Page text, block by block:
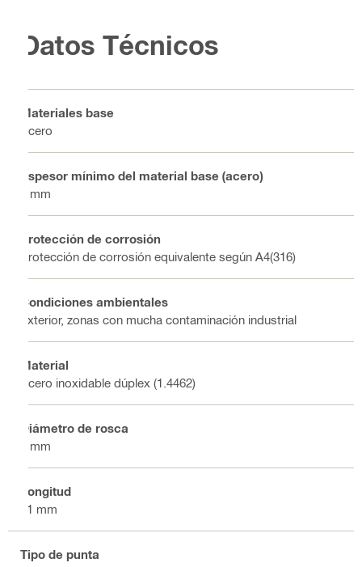
Datos Técnicos
Materiales base
Acero
Espesor mínimo del material base (acero)
8 mm
Protección de corrosión
Protección de corrosión equivalente según A4(316)
Condiciones ambientales
Exterior, zonas con mucha contaminación industrial
Material
Acero inoxidable dúplex (1.4462)
Diámetro de rosca
8 mm
Longitud
21 mm
Tipo de punta